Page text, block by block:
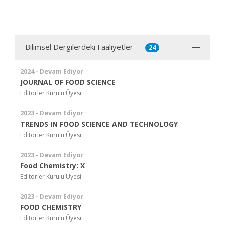
Bilimsel Dergilerdeki Faaliyetler 24
2024 - Devam Ediyor
JOURNAL OF FOOD SCIENCE
Editörler Kurulu Üyesi
2023 - Devam Ediyor
TRENDS IN FOOD SCIENCE AND TECHNOLOGY
Editörler Kurulu Üyesi
2023 - Devam Ediyor
Food Chemistry: X
Editörler Kurulu Üyesi
2023 - Devam Ediyor
FOOD CHEMISTRY
Editörler Kurulu Üyesi